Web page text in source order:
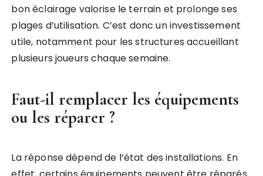
bon éclairage valorise le terrain et prolonge ses
plages d’utilisation. C’est donc un investissement
utile, notamment pour les structures accueillant
plusieurs joueurs chaque semaine.
Faut-il remplacer les équipements
ou les réparer ?
La réponse dépend de l’état des installations. En